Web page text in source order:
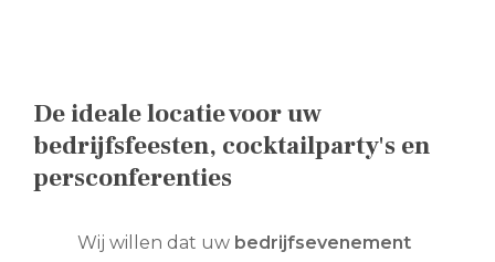
De ideale locatie voor uw
bedrijfsfeesten, cocktailparty's en
persconferenties
Wij willen dat uw bedrijfsevenement